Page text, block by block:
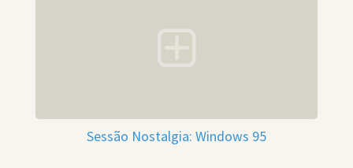
Sessão Nostalgia: Windows 95